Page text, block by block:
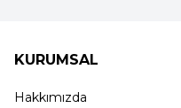
KURUMSAL
Hakkımızda